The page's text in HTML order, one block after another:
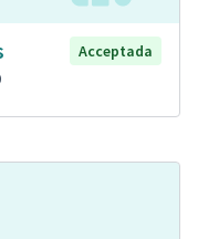
Acceptada